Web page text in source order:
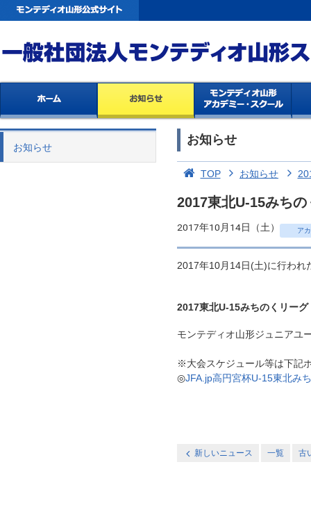
お知らせ
お知らせ
TOP お知らせ
2017東北U-15みち
2017年10月14日（土） ア
2017年10月14日(土)に行われ
2017東北U-15みちのくリーグ
モンテディオ山形ジュニアユ
※大会スケジュール等は下記
◎JFA.jp高円宮杯U-15東北み
新しいニュース 一覧 古